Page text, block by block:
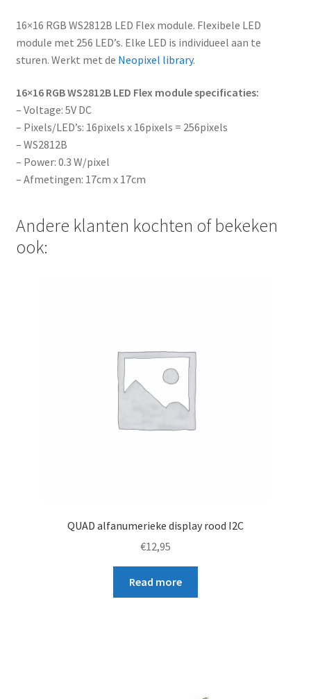
16×16 RGB WS2812B LED Flex module. Flexibele LED
module met 256 LED’s. Elke LED is individueel aan te
sturen. Werkt met de Neopixel library.
16×16 RGB WS2812B LED Flex module specificaties:
– Voltage: 5V DC
– Pixels/LED’s: 16pixels x 16pixels = 256pixels
– WS2812B
– Power: 0.3 W/pixel
– Afmetingen: 17cm x 17cm
Andere klanten kochten of bekeken
ook:
QUAD alfanumerieke display rood I2C
€12,95
Read more